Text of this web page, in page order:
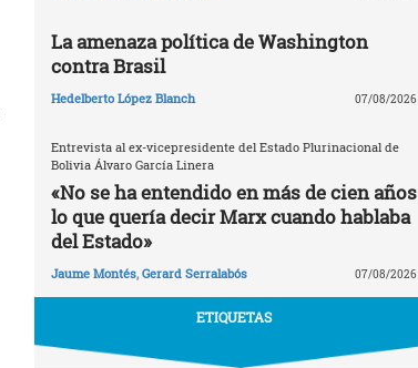
La amenaza política de Washington
contra Brasil
Hedelberto López Blanch 07/08/2026
Entrevista al ex-vicepresidente del Estado Plurinacional de
Bolivia Álvaro García Linera
«No se ha entendido en más de cien años
lo que quería decir Marx cuando hablaba
del Estado»
Jaume Montés, Gerard Serralabós 07/08/2026
ETIQUETAS